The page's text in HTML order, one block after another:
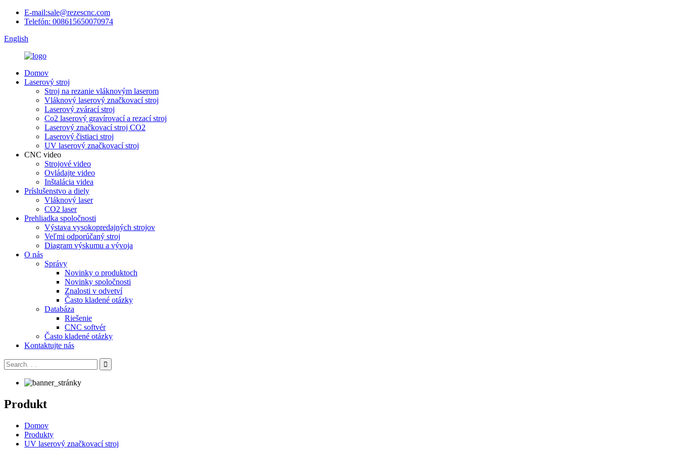
E-mail:sale@rezescnc.com
Telefón: 008615650070974
English
Domov
Laserový stroj
Stroj na rezanie vláknovým laserom
Vláknový laserový značkovací stroj
Laserový zvárací stroj
Co2 laserový gravírovací a rezací stroj
Laserový značkovací stroj CO2
Laserový čistiaci stroj
UV laserový značkovací stroj
CNC video
Strojové video
Ovládajte video
Inštalácia videa
Príslušenstvo a diely
Vláknový laser
CO2 laser
Prehliadka spoločnosti
Výstava vysokopredajných strojov
Veľmi odporúčaný stroj
Diagram výskumu a vývoja
O nás
Správy
Novinky o produktoch
Novinky spoločnosti
Znalosti v odvetví
Často kladené otázky
Databáza
Riešenie
CNC softvér
Často kladené otázky
Kontaktujte nás
Produkt
Domov
Produkty
UV laserový značkovací stroj